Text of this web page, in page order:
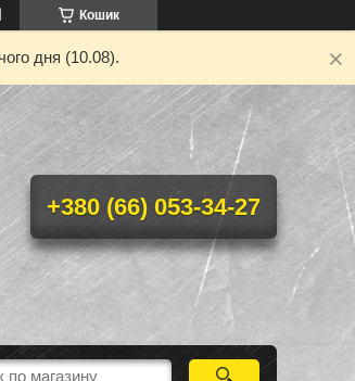
Кошик
дня (10.08).
+380 (66) 053-34-27